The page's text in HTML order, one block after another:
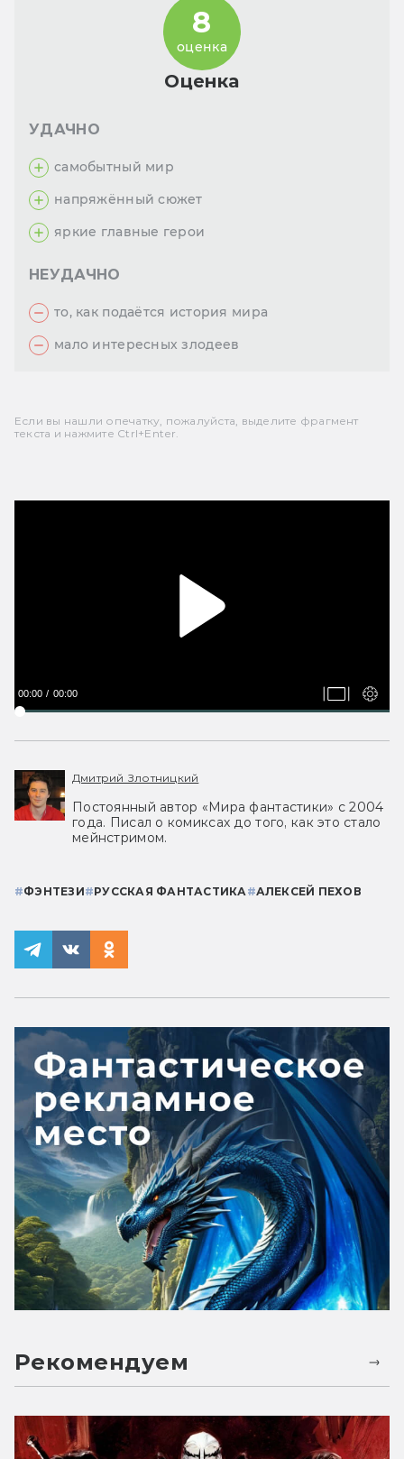
Оценка
8
оценка
УДАЧНО
самобытный мир
напряжённый сюжет
яркие главные герои
НЕУДАЧНО
то, как подаётся история мира
мало интересных злодеев
Если вы нашли опечатку, пожалуйста, выделите фрагмент
текста и нажмите Ctrl+Enter.
00:00 00:00
Дмитрий Злотницкий
Постоянный автор «Мира фантастики» с 2004
года. Писал о комиксах до того, как это стало
мейнстримом.
#ФЭНТЕЗИ#РУССКАЯ ФАНТАСТИКА#АЛЕКСЕЙ ПЕХОВ
Рекомендуем